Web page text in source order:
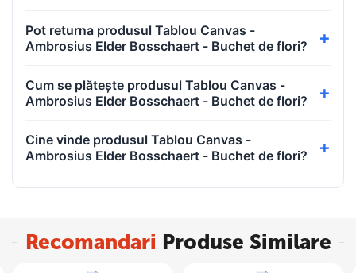
Pot returna produsul Tablou Canvas -
Ambrosius Elder Bosschaert - Buchet de flori?
Cum se plătește produsul Tablou Canvas -
Ambrosius Elder Bosschaert - Buchet de flori?
Cine vinde produsul Tablou Canvas -
Ambrosius Elder Bosschaert - Buchet de flori?
Recomandari Produse Similare